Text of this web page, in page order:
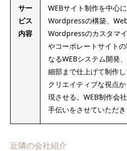
サー
ビス
内容
WEBサイト制作を中心
Wordpressの構築、Web
Wordpressのカスタマ
やコーポレートサイト
なるWEBシステム開発
細部まで仕上げて制作し
クリエイティブな視点
現させる。WEB制作会
⼿伝いをさせていただき
近隣の会社紹介